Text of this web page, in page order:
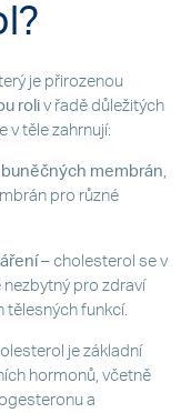
je přirozenou
roli v řadě důležitých
v těle zahrnují:
membrán,
pro různé
– cholesterol se v
nezbytný pro zdraví
tělesných funkcí.
je základní
hormonů, včetně
a